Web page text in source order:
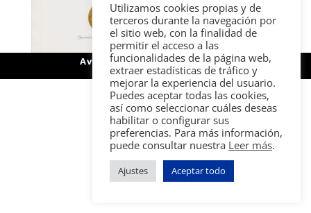
Aviso legal Política de privacidad
Política de cookies Contacto
Utilizamos cookies propias y de
terceros durante la navegación por
el sitio web, con la finalidad de
permitir el acceso a las
funcionalidades de la página web,
extraer estadísticas de tráfico y
mejorar la experiencia del usuario.
Puedes aceptar todas las cookies,
así como seleccionar cuáles deseas
habilitar o configurar sus
preferencias. Para más información,
puede consultar nuestra Leer más.
Ajustes Aceptar todo